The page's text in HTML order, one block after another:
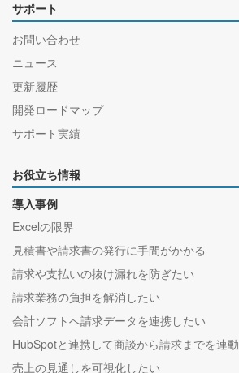
サポート
お問い合わせ
ニュース
更新履歴
開発ロードマップ
サポート実績
お役立ち情報
導入事例
Excelの限界
見積書や請求書の発行に手間がかかる
請求や支払いの抜け漏れを防ぎたい
請求業務の負担を解消したい
会計ソフトへ請求データを連携したい
HubSpotと連携して商談から請求までを連動
売上の見通しを可視化したい